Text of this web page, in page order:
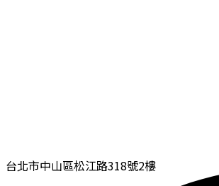
台北市中山區松江路318號2樓